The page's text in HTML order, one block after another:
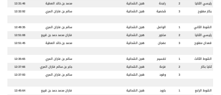
رئيسي الثنايا
2 راجحة هجن الشحانية محمد بن خالد العطية
12:31:46
بكار مفتوح
3 شخصية هجن الشحانية سالم بن فاران المري 12:32:92
الشوط الثاني 1 الواصل هجن الشحانية سالم بن فاران المري
12:49:35
رئيسي الثنايا
2 مذخور هجن الشحانية فاران محمد حمد بن قريع
12:51:08
قعدان مفتوح
3 عفجان هجن الشحانية محمد بن خالد العطية 12:51:45
الشوط الثالث 1 تقسيم هجن الشحانية سالم بن فاران المري
12:35:65
ثنايا بكار
2 فزعة هجن الشحانية جابر بن سالم فاران المري
12:37:66
3
وقود هجن الشحانية سالم بن فاران المري 12:37:93
الشوط الرابع 1 بارود هجن الشحانية فاران محمد حمد بن قريع
12:45:64